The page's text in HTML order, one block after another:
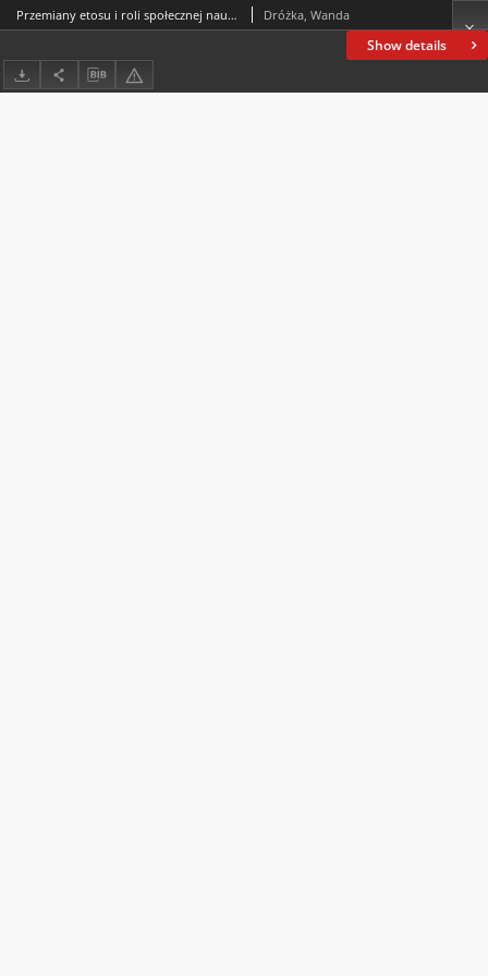
Show details
Przemiany etosu i roli społecznej nauczyciela w świetle badań biograficznych Dróżka, Wanda